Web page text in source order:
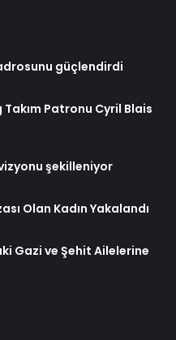
güçlendirdi
Patronu Cyril Blais
şekilleniyor
Olan Kadın Yakalandı
Gazi ve Şehit Ailelerine